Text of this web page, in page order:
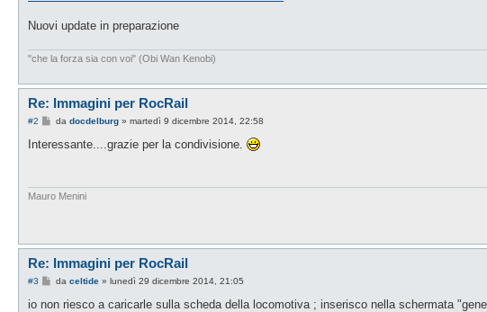
Nuovi update in preparazione
"che la forza sia con voi" (Obi Wan Kenobi)
Re: Immagini per RocRail
#2
M
s
i
da docdelburg» martedì 9 dicembre 2014, 22:58
Interessante....grazie per la condivisione.
Mauro Menini
Re: Immagini per RocRail
#3
M
s
da celtide» lunedì 29 dicembre 2014, 21:05
io non riesco a caricarle sulla scheda della locomotiva ; inserisco nella schermata